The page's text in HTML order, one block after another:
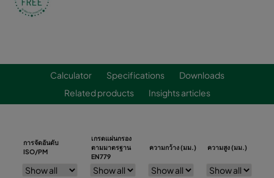
Calculator Specifications
Downloads
Related products
Insights articles
การจัดอันดับ
ISO/PM
เกรดแผ่นกรอง
ตามมาตรฐาน
EN779
ความกว้าง (มม.) ความสูง (มม.)